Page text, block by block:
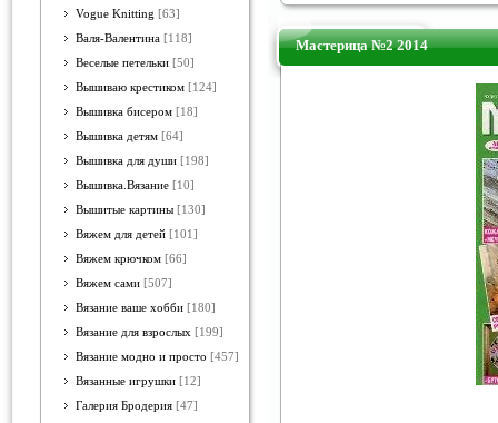
Vogue Knitting [63]
Валя-Валентина [118]
Веселые петельки [50]
Вышиваю крестиком [124]
Вышивка бисером [18]
Вышивка детям [64]
Вышивка для души [198]
Вышивка.Вязание [10]
Вышитые картины [130]
Вяжем для детей [101]
Вяжем крючком [66]
Вяжем сами [507]
Вязание ваше хобби [180]
Вязание для взрослых [199]
Вязание модно и просто [457]
Вязанные игрушки [12]
Галерия Бродерия [47]
Мастерица №2 2014